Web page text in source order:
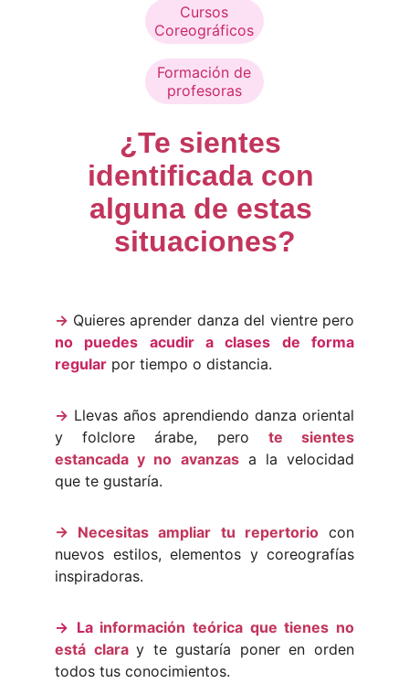
Cursos
Coreográficos
Formación de
profesoras
¿Te sientes
identificada con
alguna de estas
situaciones?
-> Quieres aprender danza del vientre pero
no puedes acudir a clases de forma
regular por tiempo o distancia.
-> Llevas años aprendiendo danza oriental
y folclore árabe, pero te sientes
estancada y no avanzas a la velocidad
que te gustaría.
-> Necesitas ampliar tu repertorio con
nuevos estilos, elementos y coreografías
inspiradoras.
-> La información teórica que tienes no
está claray te gustaría poner en orden
todos tus conocimientos.